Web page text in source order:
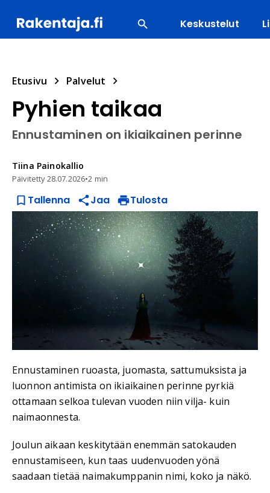
Keskustelut
Etusivu Palvelut
Pyhien taikaa
Ennustaminen on ikiaikainen perinne
Tiina Painokallio
Päivitetty28.07.2026•2 min
Tallenna Jaa Tulosta
Ennustaminen ruoasta, juomasta, sattumuksista ja
luonnon antimista on ikiaikainen perinne pyrkiä
ottamaan selkoa tulevan vuoden niin vilja- kuin
naimaonnesta.
Joulun aikaan keskitytään enemmän satokauden
ennustamiseen, kun taas uudenvuoden yönä
saadaan tietää naimakumppanin nimi, koko ja näkö.